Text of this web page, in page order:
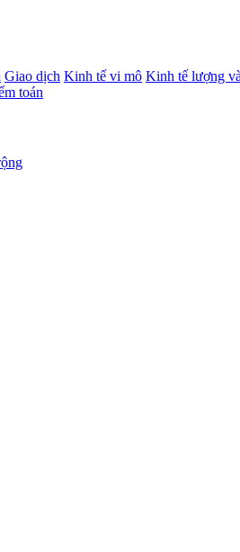
Giao dịch Kinh tế vi mô Kinh tế lượng
toán